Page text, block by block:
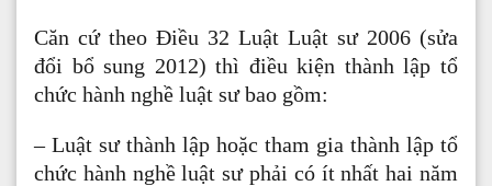
Căn cứ theo Điều 32 Luật Luật sư 2006 (sửa
đổi bổ sung 2012) thì điều kiện thành lập tổ
chức hành nghề luật sư bao gồm:
– Luật sư thành lập hoặc tham gia thành lập tổ
chức hành nghề luật sư phải có ít nhất hai năm